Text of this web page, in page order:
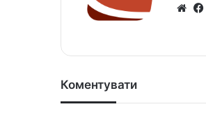
We
Коментувати